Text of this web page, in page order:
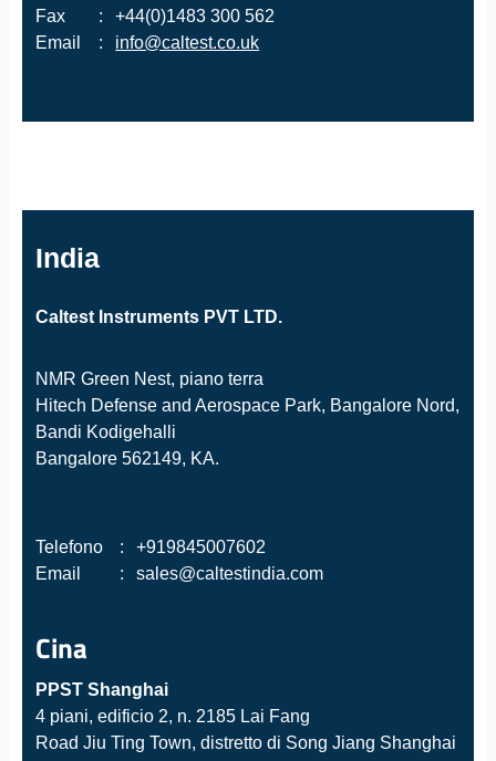
Fax
:
+44(0)1483 300 562
Email
: info@caltest.co.uk
India
Caltest Instruments PVT LTD.
NMR Green Nest, piano terra
Hitech Defense and Aerospace Park, Bangalore Nord,
Bandi Kodigehalli
Bangalore 562149, KA.
Telefono :
+919845007602
Email
: sales@caltestindia.com
Cina
PPST Shanghai
4 piani, edificio 2, n. 2185 Lai Fang
Road Jiu Ting Town, distretto di Song Jiang Shanghai